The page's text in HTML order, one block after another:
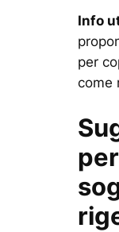
Info
per
come